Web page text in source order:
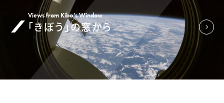
Views from Kibo’s Window
「きぼう」の窓から